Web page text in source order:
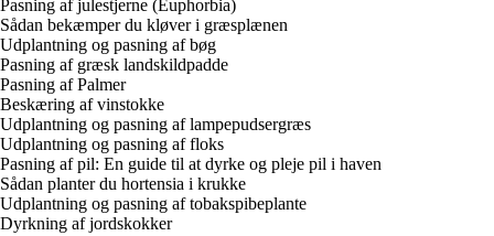
Pasning af julestjerne (Euphorbia)
Sådan bekæmper du kløver i græsplænen
Udplantning og pasning af bøg
Pasning af græsk landskildpadde
Pasning af Palmer
Beskæring af vinstokke
Udplantning og pasning af lampepudsergræs
Udplantning og pasning af floks
Pasning af pil: En guide til at dyrke og pleje pil i haven
Sådan planter du hortensia i krukke
Udplantning og pasning af tobakspibeplante
Dyrkning af jordskokker